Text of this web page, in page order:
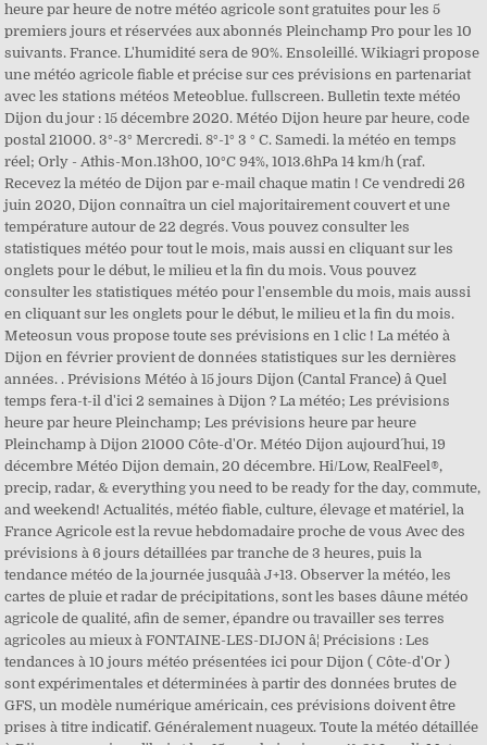
heure par heure de notre météo agricole sont gratuites pour les 5
premiers jours et réservées aux abonnés Pleinchamp Pro pour les 10
suivants. France. L'humidité sera de 90%. Ensoleillé. Wikiagri propose
une météo agricole fiable et précise sur ces prévisions en partenariat
avec les stations météos Meteoblue. fullscreen. Bulletin texte météo
Dijon du jour : 15 décembre 2020. Météo Dijon heure par heure, code
postal 21000. 3°-3° Mercredi. 8°-1° 3 ° C. Samedi. la météo en temps
réel; Orly - Athis-Mon.13h00, 10°C 94%, 1013.6hPa 14 km/h (raf.
Recevez la météo de Dijon par e-mail chaque matin ! Ce vendredi 26
juin 2020, Dijon connaîtra un ciel majoritairement couvert et une
température autour de 22 degrés. Vous pouvez consulter les
statistiques météo pour tout le mois, mais aussi en cliquant sur les
onglets pour le début, le milieu et la fin du mois. Vous pouvez
consulter les statistiques météo pour l'ensemble du mois, mais aussi
en cliquant sur les onglets pour le début, le milieu et la fin du mois.
Meteosun vous propose toute ses prévisions en 1 clic ! La météo à
Dijon en février provient de données statistiques sur les dernières
années. . Prévisions Météo à 15 jours Dijon (Cantal France) â Quel
temps fera-t-il d'ici 2 semaines à Dijon ? La météo; Les prévisions
heure par heure Pleinchamp; Les prévisions heure par heure
Pleinchamp à Dijon 21000 Côte-d'Or. Météo Dijon aujourd´hui, 19
décembre Météo Dijon demain, 20 décembre. Hi/Low, RealFeel®,
precip, radar, & everything you need to be ready for the day, commute,
and weekend! Actualités, météo fiable, culture, élevage et matériel, la
France Agricole est la revue hebdomadaire proche de vous Avec des
prévisions à 6 jours détaillées par tranche de 3 heures, puis la
tendance météo de la journée jusquâà J+13. Observer la météo, les
cartes de pluie et radar de précipitations, sont les bases dâune météo
agricole de qualité, afin de semer, épandre ou travailler ses terres
agricoles au mieux à FONTAINE-LES-DIJON â¦ Précisions : Les
tendances à 10 jours météo présentées ici pour Dijon ( Côte-d'Or )
sont expérimentales et déterminées à partir des données brutes de
GFS, un modèle numérique américain, ces prévisions doivent être
prises à titre indicatif. Généralement nuageux. Toute la météo détaillée